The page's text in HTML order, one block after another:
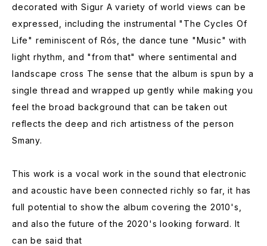
decorated with Sigur A variety of world views can be
expressed, including the instrumental "The Cycles Of
Life" reminiscent of Rós, the dance tune "Music" with
light rhythm, and "from that" where sentimental and
landscape cross The sense that the album is spun by a
single thread and wrapped up gently while making you
feel the broad background that can be taken out
reflects the deep and rich artistness of the person
Smany.
This work is a vocal work in the sound that electronic
and acoustic have been connected richly so far, it has
full potential to show the album covering the 2010's,
and also the future of the 2020's looking forward. It
can be said that